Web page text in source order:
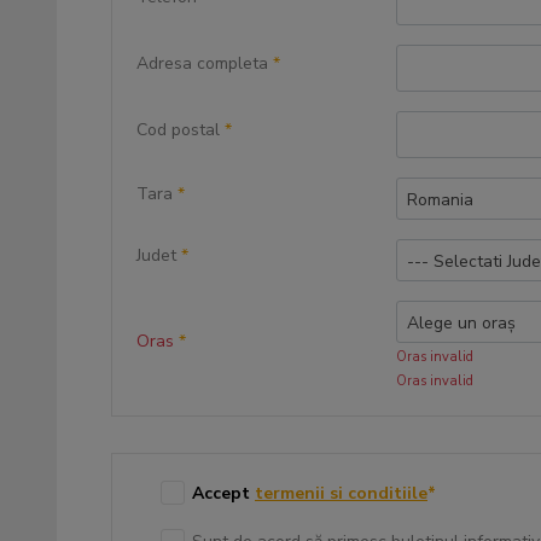
Adresa completa *
Cod postal *
Tara * Romania
Judet * --- Selectati
Oras *
Alege un oraș
Oras invalid
Oras invalid
Accept termenii si conditiile*